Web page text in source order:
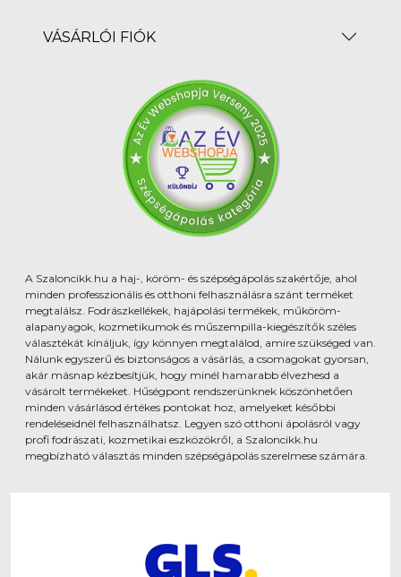
VÁSÁRLÓI FIÓK
A Szaloncikk.hu a haj-, köröm- és szépségápolás szakértője, ahol
minden professzionális és otthoni felhasználásra szánt terméket
megtalálsz. Fodrászkellékek, hajápolási termékek, műköröm-
alapanyagok, kozmetikumok és műszempilla-kiegészítők széles
választékát kínáljuk, így könnyen megtalálod, amire szükséged van.
Nálunk egyszerű és biztonságos a vásárlás, a csomagokat gyorsan,
akár másnap kézbesítjük, hogy minél hamarabb élvezhesd a
vásárolt termékeket. Hűségpont rendszerünknek köszönhetően
minden vásárlásod értékes pontokat hoz, amelyeket későbbi
rendeléseidnél felhasználhatsz. Legyen szó otthoni ápolásról vagy
profi fodrászati, kozmetikai eszközökről, a Szaloncikk.hu
megbízható választás minden szépségápolás szerelmese számára.